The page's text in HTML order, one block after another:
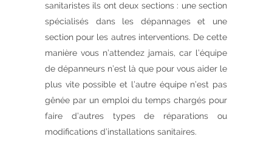
sanitaristes ils ont deux sections : une section
spécialisés dans les dépannages et une
section pour les autres interventions. De cette
manière vous n’attendez jamais, car l’équipe
de dépanneurs n’est là que pour vous aider le
plus vite possible et l’autre équipe n’est pas
gênée par un emploi du temps chargés pour
faire d’autres types de réparations ou
modifications d’installations sanitaires.